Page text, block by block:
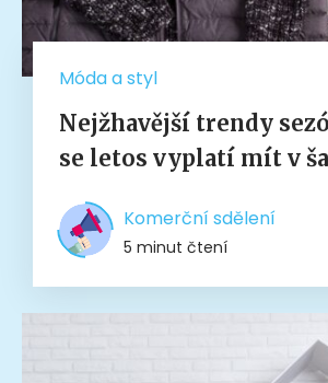
Móda a styl
Nejžhavější trendy
se letos vyplatí mít v
Komerční sdělení
5 minut čtení